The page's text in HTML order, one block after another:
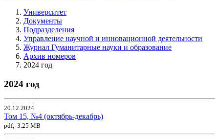
Университет
Документы
Подразделения
Управление научной и инновационной деятельности
Журнал Гуманитарные науки и образование
Архив номеров
2024 год
2024 год
20.12.2024
Том 15, №4 (октябрь-декабрь)
pdf, 3.25 MB